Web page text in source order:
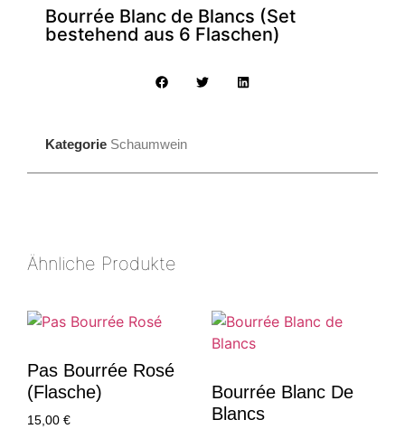
Bourrée Blanc de Blancs (Set
bestehend aus 6 Flaschen)
Kategorie Schaumwein
Ähnliche Produkte
Pas Bourrée Rosé
(Flasche)
15,00 €
Bourrée Blanc De
Blancs